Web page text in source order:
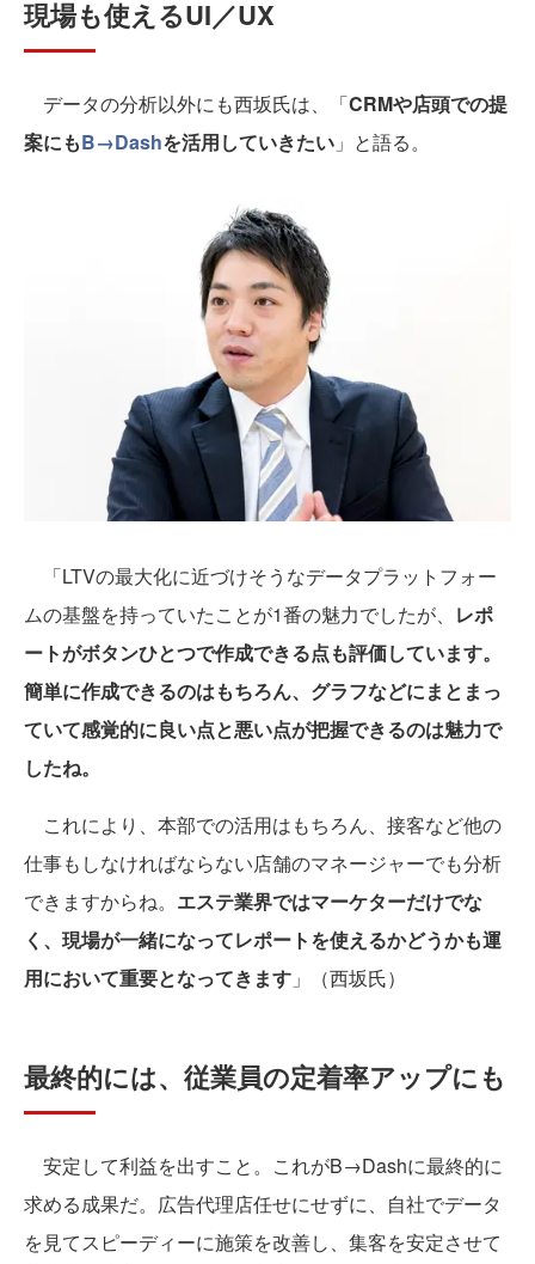
現場も使えるUI／UX
データの分析以外にも西坂氏は、「CRMや店頭での提
案にもB→Dashを活用していきたい 」と語る。
「LTVの最大化に近づけそうなデータプラットフォー
ムの基盤を持っていたことが1番の魅力でしたが、 レポ
ートがボタンひとつで作成できる点も評価しています。
簡単に作成できるのはもちろん、グラフなどにまとまっ
ていて感覚的に良い点と悪い点が把握できるのは魅力で
したね。
これにより、本部での活用はもちろん、接客など他の
仕事もしなければならない店舗のマネージャーでも分析
できますからね。 エステ業界ではマーケターだけでな
く、現場が一緒になってレポートを使えるかどうかも運
用において重要となってきます 」（西坂氏）
最終的には、従業員の定着率アップにも
安定して利益を出すこと。これがB→Dashに最終的に
求める成果だ。広告代理店任せにせずに、自社でデータ
を見てスピーディーに施策を改善し、集客を安定させて